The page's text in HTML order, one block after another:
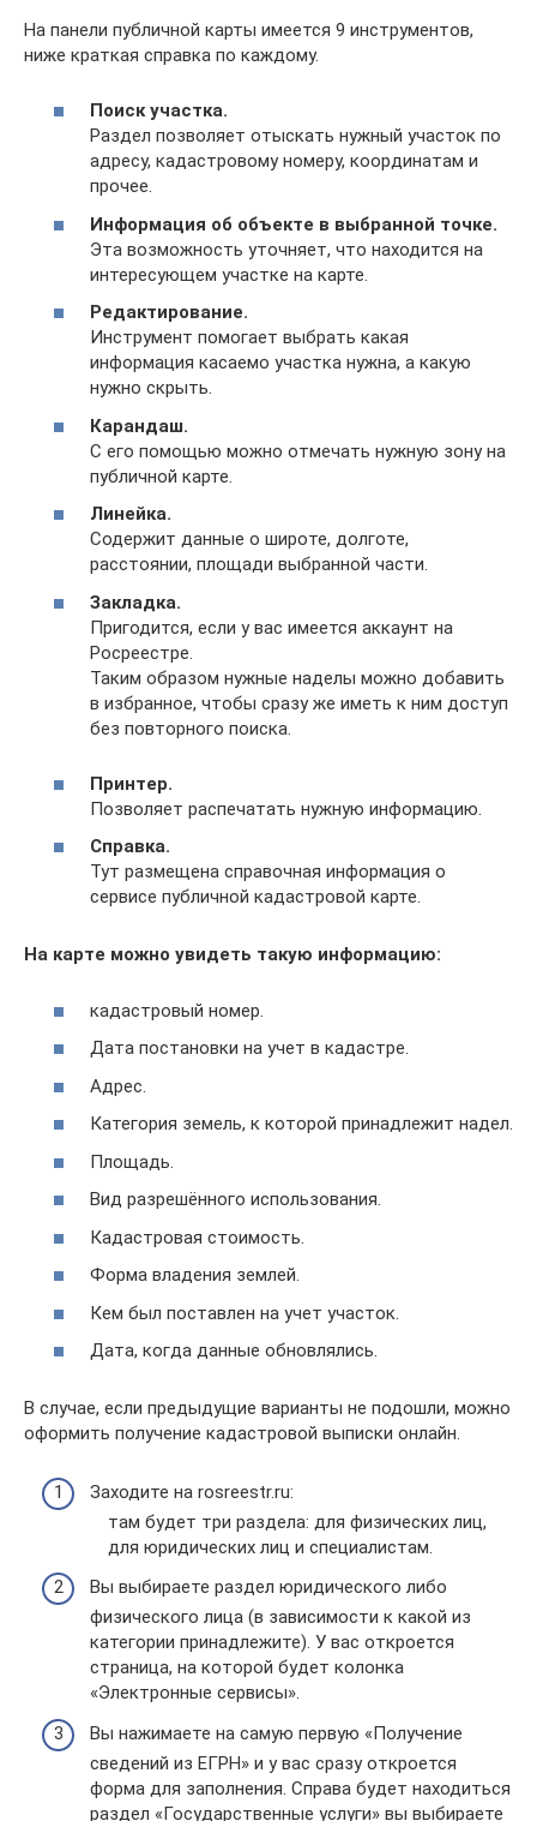
На панели публичной карты имеется 9 инструментов,
ниже краткая справка по каждому.
Поиск участка.
Раздел позволяет отыскать нужный участок по
адресу, кадастровому номеру, координатам и
прочее.
Информация об объекте в выбранной точке.
Эта возможность уточняет, что находится на
интересующем участке на карте.
Редактирование.
Инструмент помогает выбрать какая
информация касаемо участка нужна, а какую
нужно скрыть.
Карандаш.
С его помощью можно отмечать нужную зону на
публичной карте.
Линейка.
Содержит данные о широте, долготе,
расстоянии, площади выбранной части.
Закладка.
Пригодится, если у вас имеется аккаунт на
Росреестре.
Таким образом нужные наделы можно добавить
в избранное, чтобы сразу же иметь к ним доступ
без повторного поиска.
Принтер.
Позволяет распечатать нужную информацию.
Справка.
Тут размещена справочная информация о
сервисе публичной кадастровой карте.
На карте можно увидеть такую информацию:
кадастровый номер.
Дата постановки на учет в кадастре.
Адрес.
Категория земель, к которой принадлежит надел.
Площадь.
Вид разрешённого использования.
Кадастровая стоимость.
Форма владения землей.
Кем был поставлен на учет участок.
Дата, когда данные обновлялись.
В случае, если предыдущие варианты не подошли, можно
оформить получение кадастровой выписки онлайн.
Заходите на rosreestr.ru:
там будет три раздела: для физических лиц,
для юридических лиц и специалистам.
Вы выбираете раздел юридического либо
физического лица (в зависимости к какой из
категории принадлежите). У вас откроется
страница, на которой будет колонка
«Электронные сервисы».
Вы нажимаете на самую первую «Получение
сведений из ЕГРН» и у вас сразу откроется
форма для заполнения. Справа будет находиться
раздел «Государственные услуги» вы выбираете